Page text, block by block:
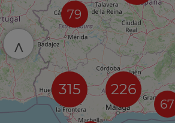
79
226
315
67
^